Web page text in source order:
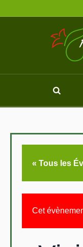
« Tous les
Cet